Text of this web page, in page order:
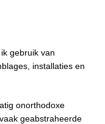
gebruik van
installaties en
onorthodoxe
geabstraheerde